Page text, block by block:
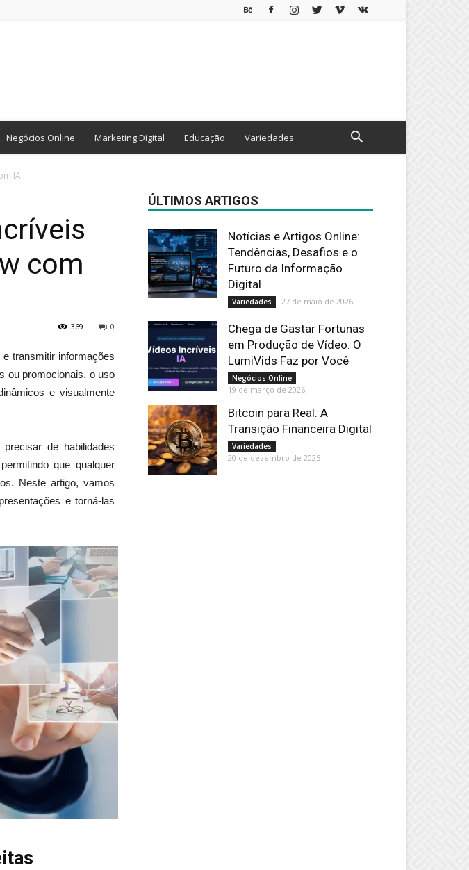
Negócios Online Marketing Digital Educação Variedades
IA
com
0
369
transmitir informações
ou promocionais, o uso
e visualmente
de habilidades
que qualquer
Neste artigo, vamos
e torná-las
ÚLTIMOS ARTIGOS
Notícias e Artigos Online:
Tendências, Desafios e o
Futuro da Informação
Digital
Variedades 27 de maio de 2026
Chega de Gastar Fortunas
em Produção de Vídeo. O
LumiVids Faz por Você
Negócios Online
19 de março de 2026
Bitcoin para Real: A
Transição Financeira Digital
Variedades
20 de dezembro de 2025